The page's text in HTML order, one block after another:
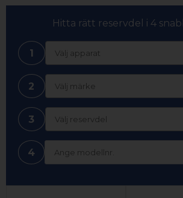
Hitta rätt reservdel i 4
1 Välj apparat
2 Välj märke
3 Välj reservdel
4